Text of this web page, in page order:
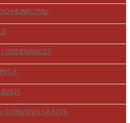
MUNICIPAL
ORDENANCES
CONVENIS I AJUTS